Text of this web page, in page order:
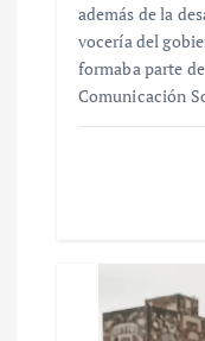
además de la
vocería del
formaba parte
Comunicación